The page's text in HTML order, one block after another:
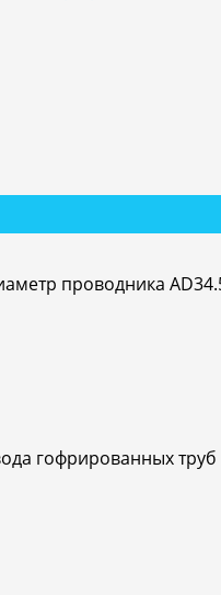
проводника
гофрированных